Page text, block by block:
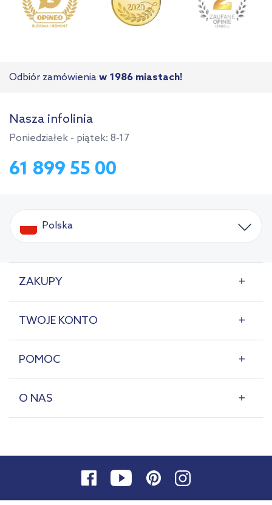
Odbiór zamówienia w 1986 miastach!
Nasza infolinia
Poniedziałek - piątek: 8-17
61 899 55 00
Polska
ZAKUPY
TWOJE KONTO
POMOC
O NAS